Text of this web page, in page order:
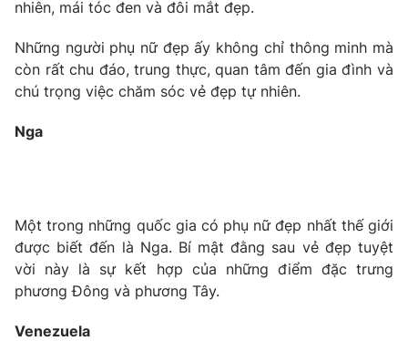
Giấy phép hoạt động báo in và báo điện tử số 483/GP-BTTTT
Tổng Biên tập: Vũ Thanh Thủy
Phó Tổng Biên tập:
Nguyễn Thị Mỹ Hạnh, Phạm Quốc Thắng,
Nguyễn Trọng Ninh
Tổng đài VTV:
nhiên, mái tóc đen và đôi mắt đẹp.
Những người phụ nữ đẹp ấy không chỉ thông minh mà
còn rất chu đáo, trung thực, quan tâm đến gia đình và
chú trọng việc chăm sóc vẻ đẹp tự nhiên.
Nga
Một trong những quốc gia có phụ nữ đẹp nhất thế giới
được biết đến là Nga. Bí mật đằng sau vẻ đẹp tuyệt
vời này là sự kết hợp của những điểm đặc trưng
phương Đông và phương Tây.
Venezuela